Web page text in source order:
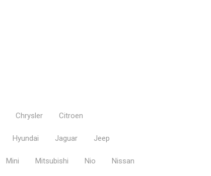
Chrysler Citroen
Hyundai Jaguar Jeep
Mini Mitsubishi Nio Nissan